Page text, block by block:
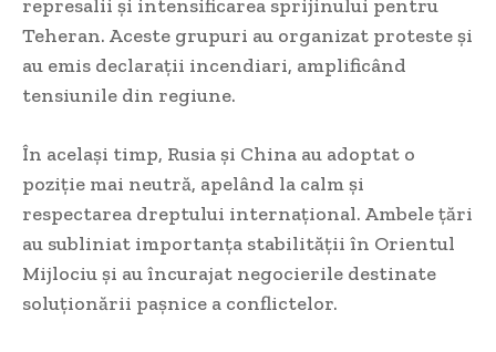
represalii și intensificarea sprijinului pentru
Teheran. Aceste grupuri au organizat proteste și
au emis declarații incendiari, amplificând
tensiunile din regiune.
În același timp, Rusia și China au adoptat o
poziție mai neutră, apelând la calm și
respectarea dreptului internațional. Ambele țări
au subliniat importanța stabilității în Orientul
Mijlociu și au încurajat negocierile destinate
soluționării pașnice a conflictelor.